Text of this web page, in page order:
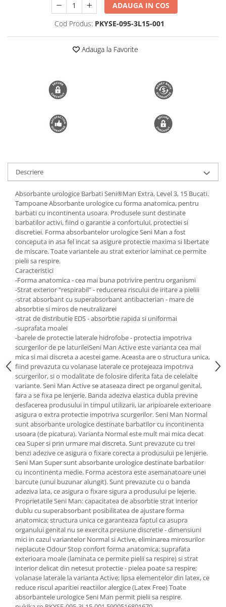
Trimmere si Fierastrae
Uscătoare de Păr
ADAUGA IN COS
Cod Produs: PKYSE-095-3L15-001
Adauga la Favorite
Descriere
Absorbante urologice Barbati Seni®Man Extra, Level 3, 15 Bucati.
Tampoane Absorbante urologice cu forma anatomica, pentru
barbati cu incontinenta usoara. Produsele sunt destinate
barbatilor activi, fiind o garantie a confortului, protectiei si
discretiei. Forma absorbantelor urologice Seni Man a fost
conceputa in asa fel incat sa asigure protectie maxima si libertate
de miscare. Toate variantele au strat exterior laminat ce permite
pielii sa respire.
Caracteristici
-Forma anatomica - cea mai buna potrivire pentru organismi
-Strat exterior "respirabil" - reducerea riscului de iritare a pieliii
-strat absorbant cu superabsorbant antibacterian - mare de
absorbtie si miros de neutralizarei
-strat de distributie EDS - absorbtie rapida si uniformai
-suprafata moalei
-barele de protectie laterale hidrofobe - protectia impotriva
scurgerilor de pe laturileiSeni Man Active este varianta cea mai
mica si mai discreta a acestei game. Aceasta are o structura unica,
fiind prevazuta cu volanase laterale ce protejeaza impotriva
scurgerilor, si o modalitate de folosire diferita fata de celelalte
variante. Seni Man Active se ataseaza direct pe organul genital,
fara a se fixa pe lenjerie. Banda adeziva elastica dubla previne
desfacerea produsului in timpul utilizarii, iar aripioarele exterioare
asigura o extra protectie impotriva scurgerilor. Seni Man Normal
sunt absorbante urologice destinate barbatilor cu incontinenta
usoara (de picatura). Varianta Normal este mult mai mica decat
cea Super si prin urmare mai discreta. Sunt prevazute cu trei
benzi adezive ce asigura o fixare corecta a produsului pe lenjerie.
Seni Man Super sunt absorbante urologice destinate barbatilor
cu incontinenta medie. Forma acestora este asemanatoare unei
barcute (unui buzunar alungit). Sunt prevazute cu o banda
adeziva lata, ce asigura o fixare sigura a produsului pe lejerie.
Proprietatile Seni Man: capacitatea de absorbtie strat interior
dublu cu superabsorbant posibilitatea de ajustare forma
anatomica; structura unica ce garanteaza faptul ca asupra
organului genital nu se exercita presiune discretie - dimensiuni
mici in cazul variantelor Normal si Active, eliminarea mirosurilor
neplacute Odour Stop confort forma anatomica; suprafata
exterioara moale (laminata ce permite pielii sa respire) si strat
interior delicat din netesut protectie - pielea poate sa respire;
volanase laterale la varianta Active; lipsa elementelor din latex, ce
reduce riscul aparitiei reactiilor alergice (Latex Free) Toate
absorbantele urologice Seni Man permit pielii sa respire.